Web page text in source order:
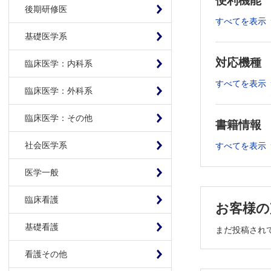
後期研修医
基礎医学系
臨床医学：内科系
臨床医学：外科系
臨床医学：その他
社会医学系
医学一般
臨床看護
基礎看護
看護その他
5 上部消化
倉敷中央
7 骨性骨盤
8 腹膜播種
福井大学
消化器外科
消化器外科
手術支援ロ
すべてを表示
対応機種
すべてを表示
書籍情報
すべてを表示
お客様
まだ投稿され